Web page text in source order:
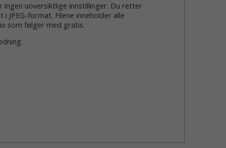
ingen uoversiktlige innstillinger. Du retter
format. Filene inneholder alle
som følger med gratis.